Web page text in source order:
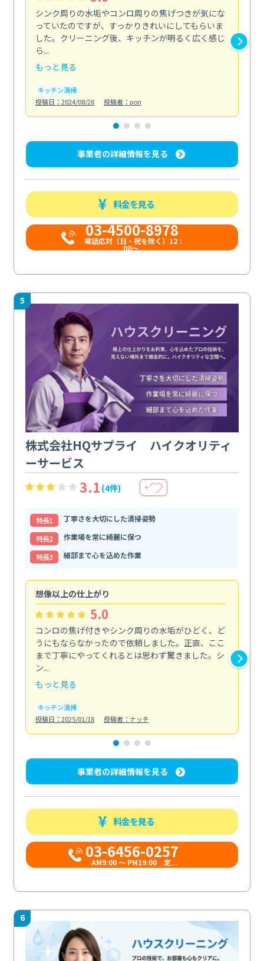
シンク周りの水垢やコンロ周りの焦げつきが気にな
っていたのですが、すっかりきれいにしてもらいま
した。クリーニング後、キッチンが明るく広く感じ
ら...
もっと見る
キッチン清掃
投稿日：2024/08/28
投稿者：pon
事業者の詳細情報を見る
料金を見る
03-4500-8978
電話応対（日・祝を除く）12：
00～...
5
株式会社HQサプライ ハイクオリティ
ーサービス
3.1 (4件) ＋
特⻑1
丁寧さを大切にした清掃姿勢
特⻑2
作業場を常に綺麗に保つ
特⻑3
細部まで心を込めた作業
想像以上の仕上がり
5.0
コンロの焦げ付きやシンク周りの水垢がひどく、ど
うにもならなかったので依頼しました。正直、ここ
まで丁寧にやってくれるとは思わず驚きました。シ
ン...
もっと見る
キッチン清掃
投稿日：2025/01/18
投稿者：ナッチ
事業者の詳細情報を見る
料金を見る
03-6456-0257
AM9:00 ～ PM19:00 定...
6